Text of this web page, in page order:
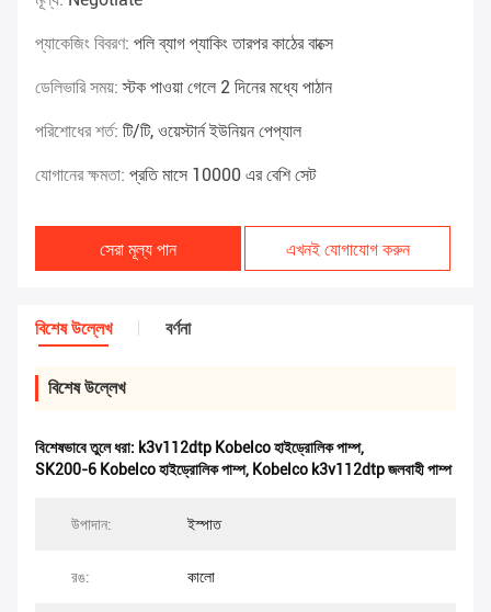
প্যাকেজিং বিবরণ: পলি ব্যাগ প্যাকিং তারপর কাঠের বাক্সে
ডেলিভারি সময়:স্টক পাওয়া গেলে 2 দিনের মধ্যে পাঠান
পরিশোধের শর্ত: টি/টি, ওয়েস্টার্ন ইউনিয়ন পেপ্যাল
যোগানের ক্ষমতা: প্রতি মাসে 10000 এর বেশি সেট
সেরা মূল্য পান এখনই যোগাযোগ করুন
বিশেষ উল্লেখ বর্ণনা
বিশেষ উল্লেখ
বিশেষভাবে তুলে ধরা: k3v112dtp Kobelco হাইড্রোলিক পাম্প,
SK200-6 Kobelco হাইড্রোলিক পাম্প, Kobelco k3v112dtp জলবাহী পাম্প
উপাদান: ইস্পাত
রঙ: কালো